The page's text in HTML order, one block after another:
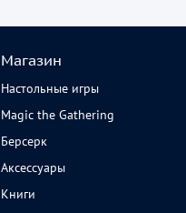
Магазин
Настольные игры
Magic the Gathering
Берсерк
Аксессуары
Книги